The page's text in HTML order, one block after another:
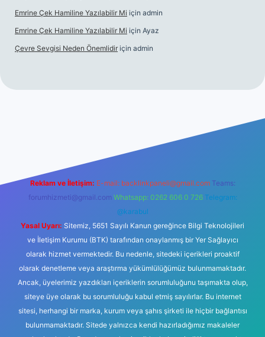
Emrine Çek Hamiline Yazılabilir Mi için admin
Emrine Çek Hamiline Yazılabilir Mi için Ayaz
Çevre Sevgisi Neden Önemlidir için admin
Reklam ve İletişim: E-mail: backlinkpaneli@gmail.com Teams:
forumhizmeti@gmail.com Whatsapp: 0262 606 0 726 Telegram:
@karabul
Yasal Uyarı: Sitemiz, 5651 Sayılı Kanun gereğince Bilgi Teknolojileri
ve İletişim Kurumu (BTK) tarafından onaylanmış bir Yer Sağlayıcı
olarak hizmet vermektedir. Bu nedenle, sitedeki içerikleri proaktif
olarak denetleme veya araştırma yükümlülüğümüz bulunmamaktadır.
Ancak, üyelerimiz yazdıkları içeriklerin sorumluluğunu taşımakta olup,
siteye üye olarak bu sorumluluğu kabul etmiş sayılırlar. Bu internet
sitesi, herhangi bir marka, kurum veya şahıs şirketi ile hiçbir bağlantısı
bulunmamaktadır. Sitede yalnızca kendi hazırladığımız makaleler